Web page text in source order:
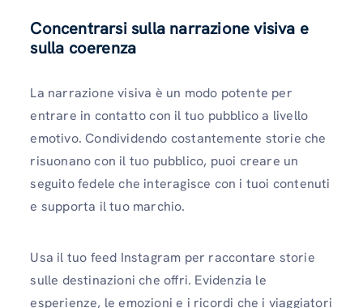
Concentrarsi sulla narrazione visiva e
sulla coerenza
La narrazione visiva è un modo potente per
entrare in contatto con il tuo pubblico a livello
emotivo. Condividendo costantemente storie che
risuonano con il tuo pubblico, puoi creare un
seguito fedele che interagisce con i tuoi contenuti
e supporta il tuo marchio.
Usa il tuo feed Instagram per raccontare storie
sulle destinazioni che offri. Evidenzia le
esperienze, le emozioni e i ricordi che i viaggiatori